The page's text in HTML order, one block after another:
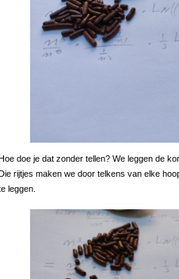
doe je dat zonder tellen? We leggen de
rijtjes maken we door telkens van elke
leggen.